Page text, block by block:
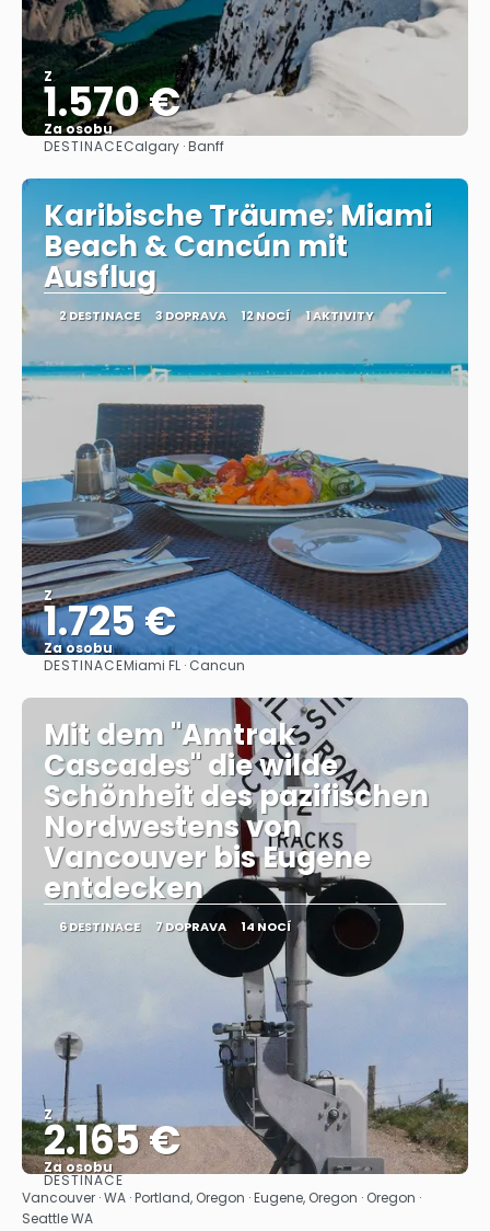
Z
1.570 €
Za osobu
Zobrazit
DESTINACECalgary · Banff
Karibische Träume: Miami
Beach & Cancún mit
Ausflug
2 DESTINACE 3 DOPRAVA 12 NOCÍ 1 AKTIVITY
Z
1.725 €
Za osobu
Zobrazit
DESTINACEMiami FL · Cancun
Mit dem "Amtrak
Cascades" die wilde
Schönheit des pazifischen
Nordwestens von
Vancouver bis Eugene
entdecken
6 DESTINACE 7 DOPRAVA 14 NOCÍ
Z
2.165 €
Za osobu
Zobrazit
DESTINACE
Vancouver · WA · Portland, Oregon · Eugene, Oregon · Oregon ·
Seattle WA